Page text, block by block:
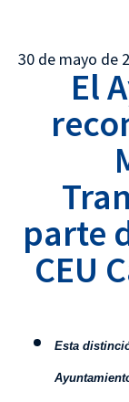
30 de mayo de
El
parte
CEU
Esta